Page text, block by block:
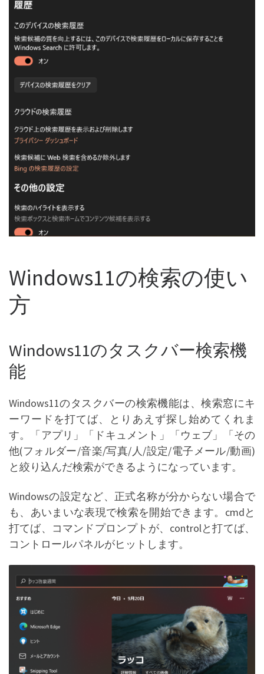
Windows11の検索の使い
方
Windows11のタスクバー検索機
能
Windows11のタスクバーの検索機能は、検索窓にキ
ーワードを打てば、とりあえず探し始めてくれま
す。「アプリ」「ドキュメント」「ウェブ」「その
他(フォルダー/音楽/写真/人/設定/電子メール/動画)
と絞り込んだ検索ができるようになっています。
Windowsの設定など、正式名称が分からない場合で
も、あいまいな表現で検索を開始できます。cmdと
打てば、コマンドプロンプトが、controlと打てば、
コントロールパネルがヒットします。